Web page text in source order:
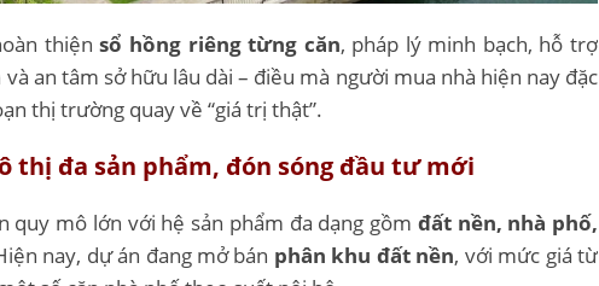
thiệnsổ hồng riêng từng căn, pháp lý minh bạch, hỗ trợ
an tâm sở hữu lâu dài – điều mà người mua nhà hiện nay đặc
thị trường quay về “giá trị thật”.
thị đa sản phẩm, đón sóng đầu tư mới
quy mô lớn với hệ sản phẩm đa dạng gồm đất nền, nhà phố,
nay, dự án đang mở bán phân khu đất nền, với mức giá từ